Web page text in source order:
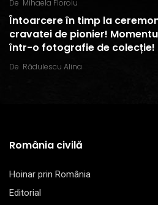
De Mihaela Floroiu
Întoarcere în timp la
cravatei de pionier!
într-o fotografie de colecție!
De Rădulescu Alina
România civilă
Hoinar prin România
Editorial